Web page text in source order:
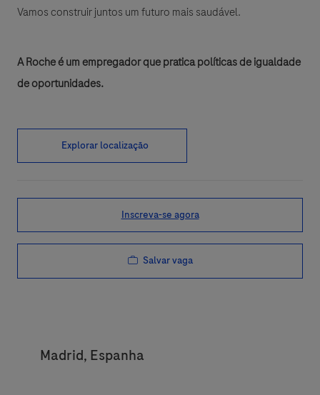
Vamos construir juntos um futuro mais saudável.
A Roche é um empregador que pratica políticas de igualdade
de oportunidades.
Explorar localização
Inscreva-se agora
Salvar vaga
Location
Madrid, Espanha